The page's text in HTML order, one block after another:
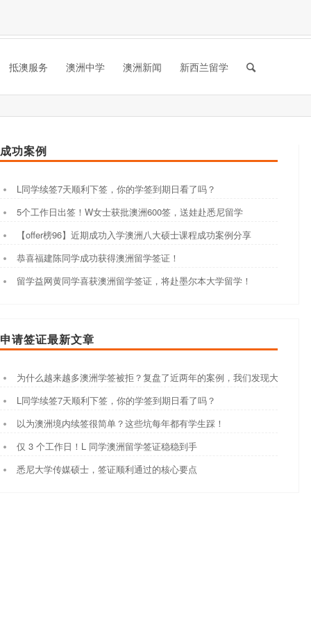
抵澳服务 澳洲中学 澳洲新闻 新西兰留学
成功案例
L同学续签7天顺利下签，你的学签到期日看了吗？
5个工作日出签！W女士获批澳洲600签，送娃赴悉尼留学
【offer榜96】近期成功入学澳洲八大硕士课程成功案例分享
恭喜福建陈同学成功获得澳洲留学签证！
留学益网黄同学喜获澳洲留学签证，将赴墨尔本大学留学！
申请签证最新文章
为什么越来越多澳洲学签被拒？复盘了近两年的案例，我们发现大家都踩
L同学续签7天顺利下签，你的学签到期日看了吗？
以为澳洲境内续签很简单？这些坑每年都有学生踩！
仅 3 个工作日！L 同学澳洲留学签证稳稳到手
悉尼大学传媒硕士，签证顺利通过的核心要点